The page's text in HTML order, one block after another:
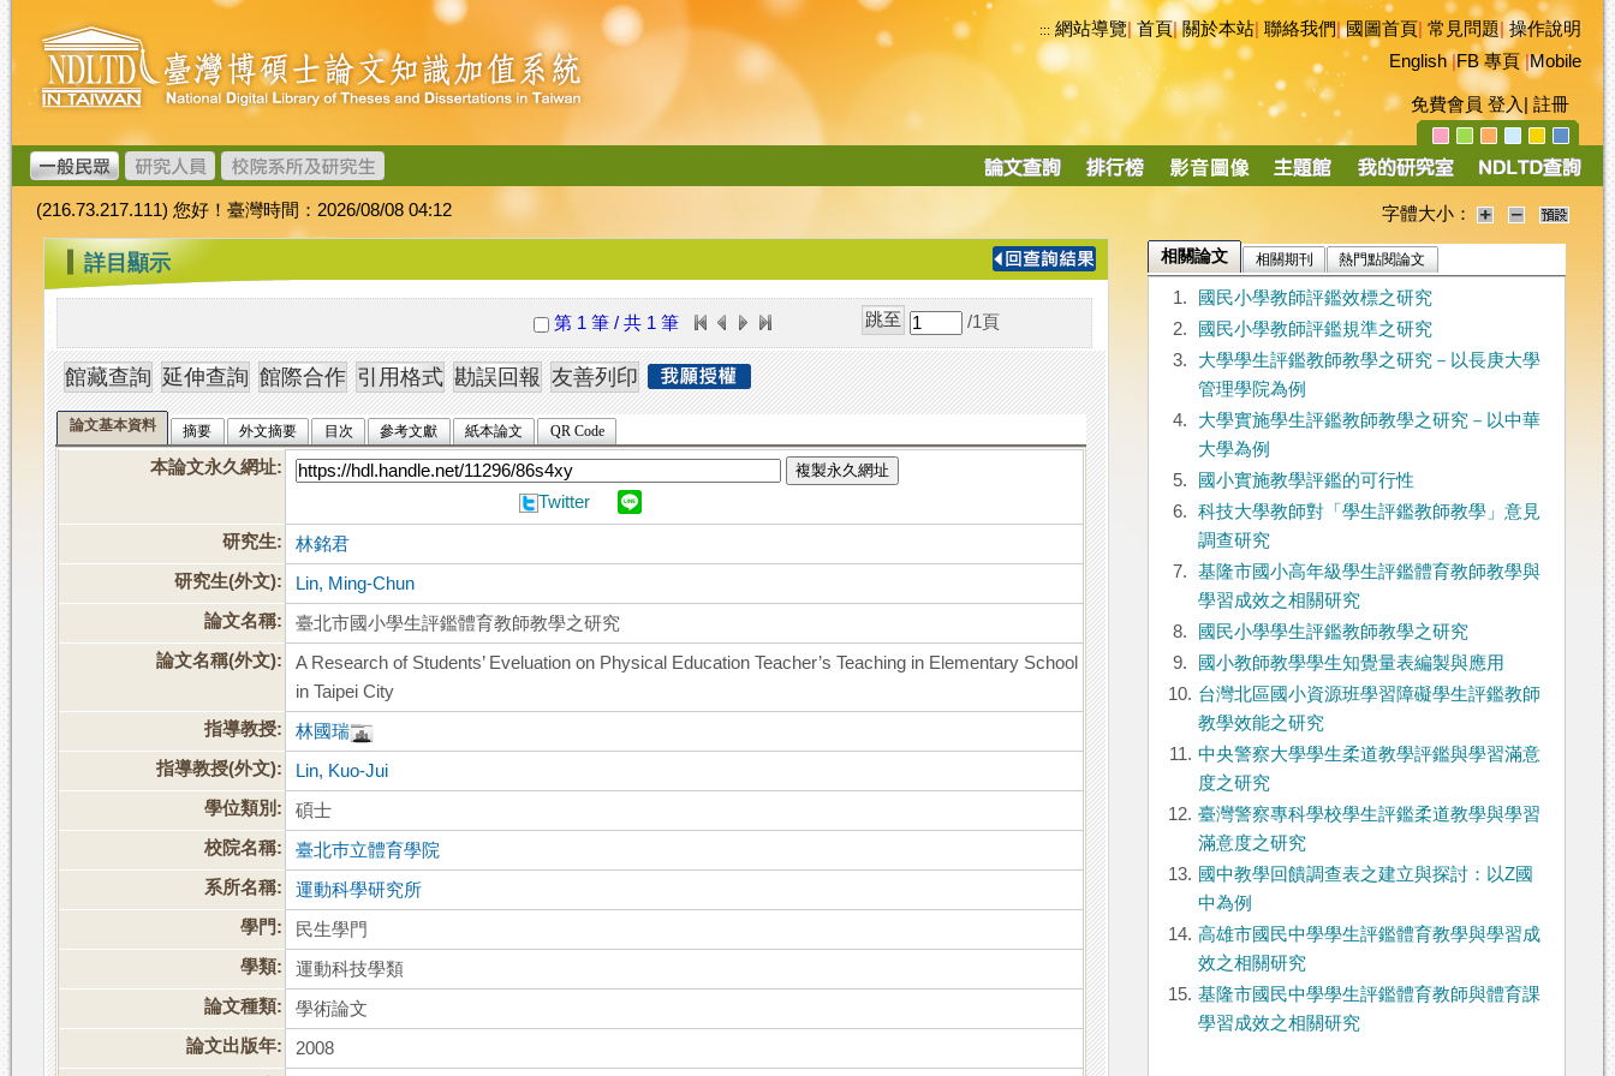
跳
到
主
要
內
容
臺
灣
博
碩
士
論
文
加
值
系
統
::: 網站導覽|首頁|關於本站 聯絡我們|國圖首頁 常見問題|操作說明
English|FB 專頁|Mobile
免費會員 登入 註冊
導
(216.73.217.111) 您好！臺灣時間：2026/08/08 04:12 字體大小：
::: 詳目顯示
第 1 筆 / 共 1 筆 /1 頁
論文基本資料 摘要 外文摘要 目次 參考文獻 紙本論文 QR Code
本論文永久網址: 複製永久網址
Twitter
研究生:
林銘君
研究生(外文):
Lin, Ming-Chun
論文名稱:
臺北市國小學生評鑑體育教師教學之研究
論文名稱(外文):
A Research of Students’ Eveluation on Physical Education Teacher’s Teaching in Elementary School
in Taipei City
指導教授:
林國瑞
指導教授(外文):
Lin, Kuo-Jui
學位類別:
碩士
校院名稱:
臺北巿立體育學院
系所名稱:
運動科學研究所
學門:
民生學門
學類:
運動科技學類
論文種類:
學術論文
論文出版年:
2008
相關論文 相關期刊 熱門點閱論文
1.
國民小學教師評鑑效標之研究
2.
國民小學教師評鑑規準之研究
3.
大學學生評鑑教師教學之研究－以長庚大學
管理學院為例
4.
大學實施學生評鑑教師教學之研究－以中華
大學為例
5.
國小實施教學評鑑的可行性
6.
科技大學教師對「學生評鑑教師教學」意見
調查研究
7.
基隆市國小高年級學生評鑑體育教師教學與
學習成效之相關研究
8.
國民小學學生評鑑教師教學之研究
9.
國小教師教學學生知覺量表編製與應用
10. 台灣北區國小資源班學習障礙學生評鑑教師
教學效能之研究
11. 中央警察大學學生柔道教學評鑑與學習滿意
度之研究
12. 臺灣警察專科學校學生評鑑柔道教學與學習
滿意度之研究
13. 國中教學回饋調查表之建立與探討：以Z國
中為例
14. 高雄市國民中學學生評鑑體育教學與學習成
效之相關研究
15. 基隆市國民中學學生評鑑體育教師與體育課
學習成效之相關研究